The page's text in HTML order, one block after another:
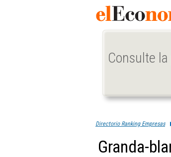
Consulte
Directorio Ranking Empresas
Granda-